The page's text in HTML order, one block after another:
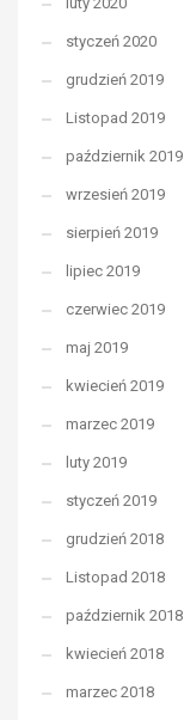
styczeń 2020
grudzień 2019
Listopad 2019
październik 2019
wrzesień 2019
sierpień 2019
lipiec 2019
czerwiec 2019
maj 2019
kwiecień 2019
marzec 2019
luty 2019
styczeń 2019
grudzień 2018
Listopad 2018
październik 2018
kwiecień 2018
marzec 2018